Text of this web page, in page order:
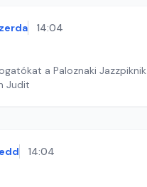
14:04
a Paloznaki Jazzpiknik
Judit
14:04